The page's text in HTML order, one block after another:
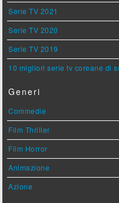
Serie TV 2021
Serie TV 2020
Serie TV 2019
10 migliori serie tv coreane di
Generi
Commedie
Film Thriller
Film Horror
Animazione
Azione